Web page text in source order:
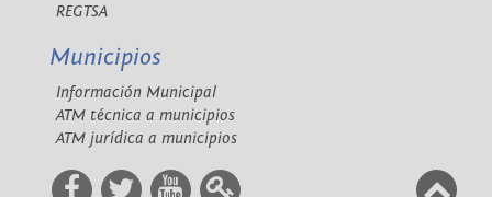
REGTSA
Municipios
Información Municipal
ATM técnica a municipios
ATM jurídica a municipios